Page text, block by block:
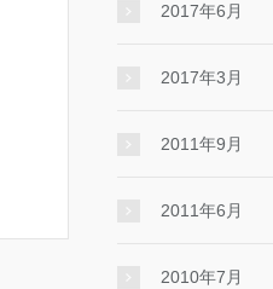
2017年6月
2017年3月
2011年9月
2011年6月
2010年7月